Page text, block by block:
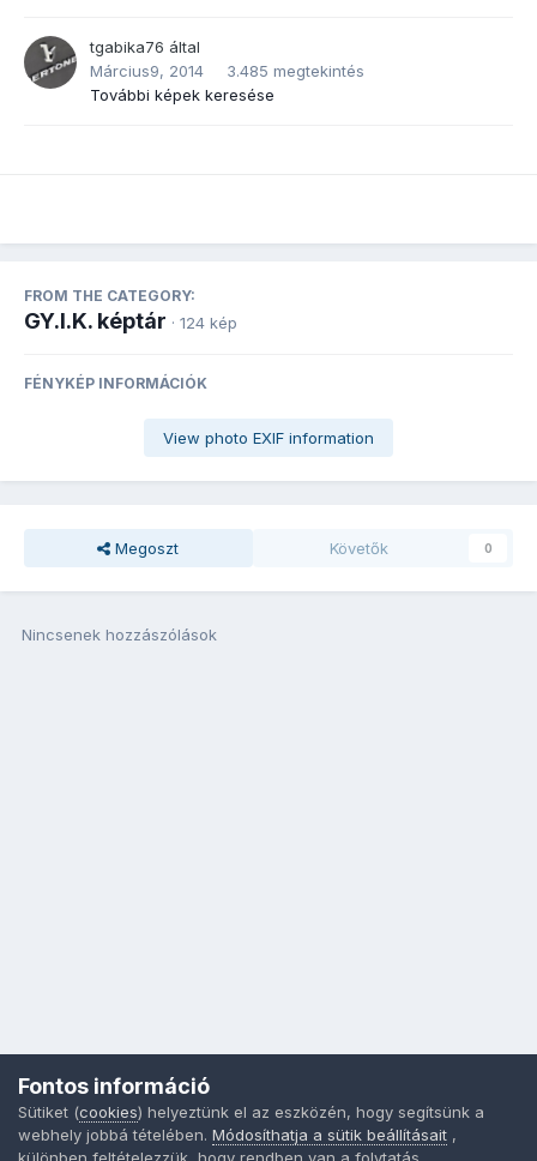
tgabika76 által
Március9, 2014
3.485 megtekintés
További képek keresése
FROM THE CATEGORY:
GY.I.K. képtár · 124 kép
FÉNYKÉP INFORMÁCIÓK
View photo EXIF information
Megoszt Követők 0
Nincsenek hozzászólások
Fontos információ
Sütiket (cookies) helyeztünk el az eszközén, hogy segítsünk a
webhely jobbá tételében. Módosíthatja a sütik beállításait ,